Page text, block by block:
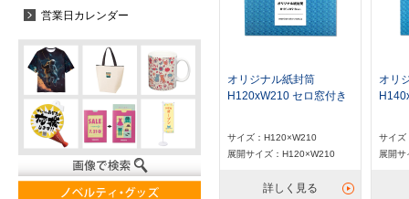
オリジナル紙封筒
H120xW210 セロ窓付き
サイズ：H120×W210
展開サイズ：H120×W210
詳しく見る
オリ
サイズ
展開
営業日カレンダー